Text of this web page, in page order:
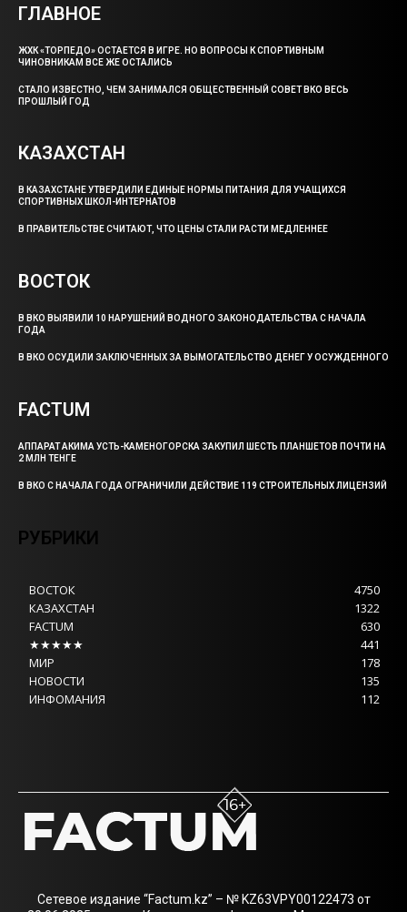
ГЛАВНОЕ
ЖХК «ТОРПЕДО» ОСТАЕТСЯ В ИГРЕ. НО ВОПРОСЫ К СПОРТИВНЫМ
ЧИНОВНИКАМ ВСЕ ЖЕ ОСТАЛИСЬ
СТАЛО ИЗВЕСТНО, ЧЕМ ЗАНИМАЛСЯ ОБЩЕСТВЕННЫЙ СОВЕТ ВКО ВЕСЬ
ПРОШЛЫЙ ГОД
КАЗАХСТАН
В КАЗАХСТАНЕ УТВЕРДИЛИ ЕДИНЫЕ НОРМЫ ПИТАНИЯ ДЛЯ УЧАЩИХСЯ
СПОРТИВНЫХ ШКОЛ-ИНТЕРНАТОВ
В ПРАВИТЕЛЬСТВЕ СЧИТАЮТ, ЧТО ЦЕНЫ СТАЛИ РАСТИ МЕДЛЕННЕЕ
ВОСТОК
В ВКО ВЫЯВИЛИ 10 НАРУШЕНИЙ ВОДНОГО ЗАКОНОДАТЕЛЬСТВА С НАЧАЛА
ГОДА
В ВКО ОСУДИЛИ ЗАКЛЮЧЕННЫХ ЗА ВЫМОГАТЕЛЬСТВО ДЕНЕГ У ОСУЖДЕННОГО
FACTUM
АППАРАТ АКИМА УСТЬ-КАМЕНОГОРСКА ЗАКУПИЛ ШЕСТЬ ПЛАНШЕТОВ ПОЧТИ НА
2 МЛН ТЕНГЕ
В ВКО С НАЧАЛА ГОДА ОГРАНИЧИЛИ ДЕЙСТВИЕ 119 СТРОИТЕЛЬНЫХ ЛИЦЕНЗИЙ
РУБРИКИ
ВОСТОК
4750
КАЗАХСТАН
1322
FACTUM
630
★★★★★
441
МИР
178
НОВОСТИ
135
ИНФОМАНИЯ
112
Сетевое издание “Factum.kz” – № KZ63VPY00122473 от